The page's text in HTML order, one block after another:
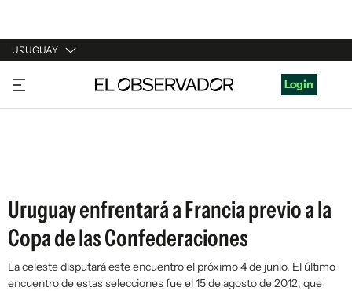
URUGUAY
URUGUAY
ARGENTINA
Login
Uruguay enfrentará a Francia previo a la
Copa de las Confederaciones
La celeste disputará este encuentro el próximo 4 de junio. El último
encuentro de estas selecciones fue el 15 de agosto de 2012, que